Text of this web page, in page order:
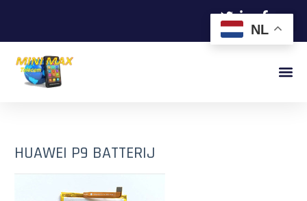
HUAWEI P9 BATTERIJ
NL